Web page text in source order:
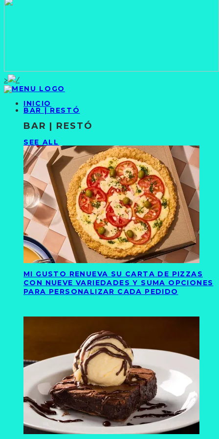
>
INICIO
BAR | RESTÓ
BAR | RESTÓ
SEE ALL
MI GUSTO RENUEVA SU CARTA DE PIZZAS
CON NUEVE VARIEDADES Y SUMA OPCIONES
PARA PERSONALIZAR CADA PEDIDO